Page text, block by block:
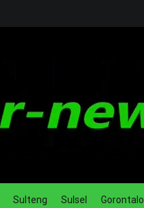
Sulteng Sulsel Gorontalo